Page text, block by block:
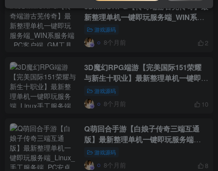
3DMMORPG【传奇端游古芜传奇】最
新整理单机一键即玩服务端_WIN系服
务端_PC客户端_GM工具_详细搭建教
程_视频教程
游戏源码
8个月前 2
3D魔幻RPG端游【完美国际151荣耀
与新生十职业】最新整理单机一键即玩
服务端_Linux手工服务端_管理后台_
网页注册_GM指令
游戏源码
8个月前 10
Q萌回合手游【白娘子传奇三端互通
版】最新整理单机一键即玩服务端
_Linux_手工服务端_PC安卓苹果三端
_GM授权后台_详细搭建教程
游戏源码
8个月前 8